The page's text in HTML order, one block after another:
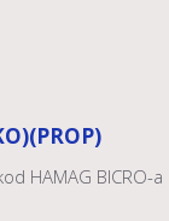
(PROP)
HAMAG BICRO-a